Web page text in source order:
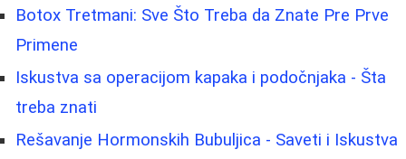
Botox Tretmani: Sve Što Treba da Znate Pre Prve
Primene
Iskustva sa operacijom kapaka i podočnjaka - Šta
treba znati
Rešavanje Hormonskih Bubuljica - Saveti i Iskustva